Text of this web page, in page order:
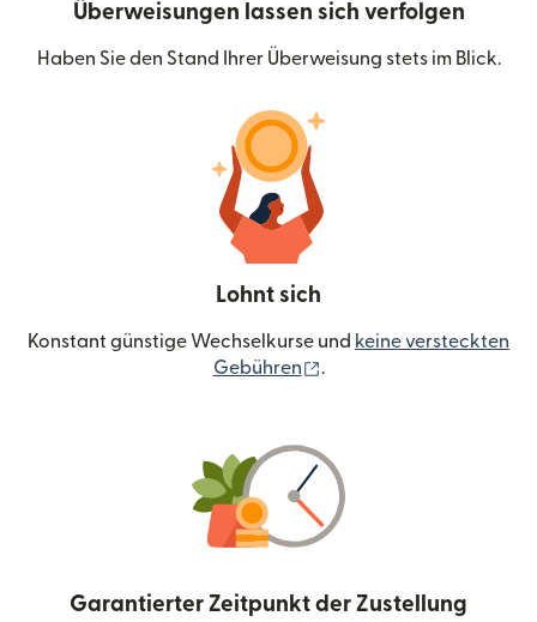
Überweisungen lassen sich verfolgen
Haben Sie den Stand Ihrer Überweisung stets im Blick.
Lohnt sich
Konstant günstige Wechselkurse und keine versteckten
Gebühren
.
Garantierter Zeitpunkt der Zustellung